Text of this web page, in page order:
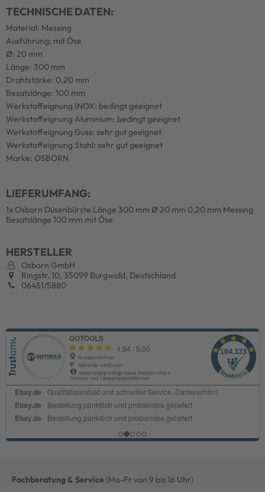
TECHNISCHE DATEN:
Material: Messing
Ausführung: mit Öse
Ø: 20 mm
Länge: 300 mm
Drahtstärke: 0,20 mm
Besatzlänge: 100 mm
Werkstoffeignung INOX: bedingt geeignet
Werkstoffeignung Aluminium: bedingt geeignet
Werkstoffeignung Guss: sehr gut geeignet
Werkstoffeignung Stahl: sehr gut geeignet
Marke: OSBORN
LIEFERUMFANG:
1x Osborn Düsenbürste Länge 300 mm Ø 20 mm 0,20 mm Messing
Besatzlänge 100 mm mit Öse
HERSTELLER
Osborn GmbH
Ringstr. 10, 35099 Burgwald, Deutschland
06451/5880
Fachberatung & Service (Mo-Fr von 9 bis 16 Uhr)